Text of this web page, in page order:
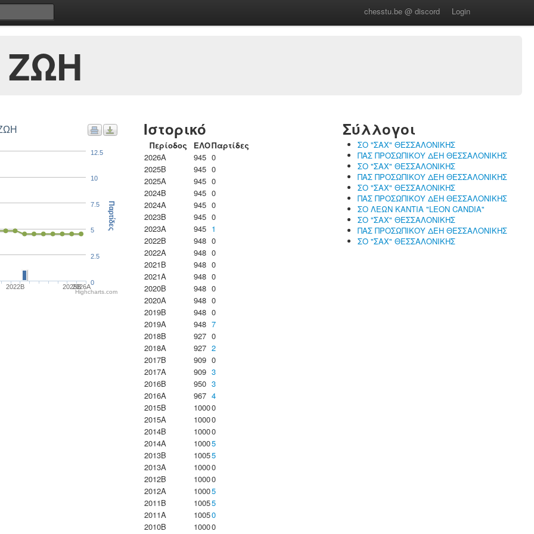
chesstu.be @ discord Login
2022B 2025B2026A
0
2.5
5
7.5
10
12.5
Παρτίδες
Highcharts.com
Ιστορικό
Περίοδος ΕΛΟΠαρτίδες
2026A
945 0
2025B
945 0
2025A
945 0
2024B
945 0
2024A
945 0
2023B
945 0
2023Α
945 1
2022B
948 0
2022A
948 0
2021B
948 0
2021A
948 0
2020B
948 0
2020A
948 0
2019B
948 0
2019A
948 7
2018B
927 0
2018A
927 2
2017B
909 0
2017A
909 3
2016B
950 3
2016A
967 4
2015B
10000
2015A
10000
2014B
10000
2014A
10005
2013B
10055
2013A
10000
2012B
10000
2012A
10005
2011B
10055
2011A
10050
2010B
10000
Σύλλογοι
ΣΟ "ΣΑΧ" ΘΕΣΣΑΛΟΝΙΚΗΣ
ΠΑΣ ΠΡΟΣΩΠΙΚΟΥ ΔΕΗ ΘΕΣΣΑΛΟΝΙΚΗΣ
ΣΟ "ΣΑΧ" ΘΕΣΣΑΛΟΝΙΚΗΣ
ΠΑΣ ΠΡΟΣΩΠΙΚΟΥ ΔΕΗ ΘΕΣΣΑΛΟΝΙΚΗΣ
ΣΟ "ΣΑΧ" ΘΕΣΣΑΛΟΝΙΚΗΣ
ΠΑΣ ΠΡΟΣΩΠΙΚΟΥ ΔΕΗ ΘΕΣΣΑΛΟΝΙΚΗΣ
ΣΟ ΛΕΩΝ ΚΑΝΤΙΑ "LEON CANDIA"
ΣΟ "ΣΑΧ" ΘΕΣΣΑΛΟΝΙΚΗΣ
ΠΑΣ ΠΡΟΣΩΠΙΚΟΥ ΔΕΗ ΘΕΣΣΑΛΟΝΙΚΗΣ
ΣΟ "ΣΑΧ" ΘΕΣΣΑΛΟΝΙΚΗΣ